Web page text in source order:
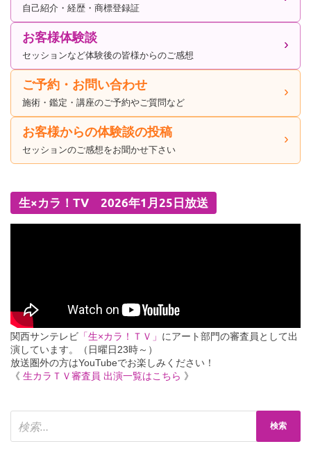
自己紹介・経歴・商標登録証
お客様体験談
セッションなど体験後の皆様からのご感想
ご予約・お問い合わせ
施術・鑑定・講座のご予約やご質問など
お客様からの体験談の投稿
セッションのご感想をお聞かせ下さい
生×カラ！TV 2026年1月25日放送
関西サンテレビ 「生×カラ！ＴＶ」 にアート部門の審査員として出
演しています。（日曜日23時～）
放送圏外の方はYouTubeでお楽しみください！
《 生カラＴＶ審査員 出演一覧はこちら 》